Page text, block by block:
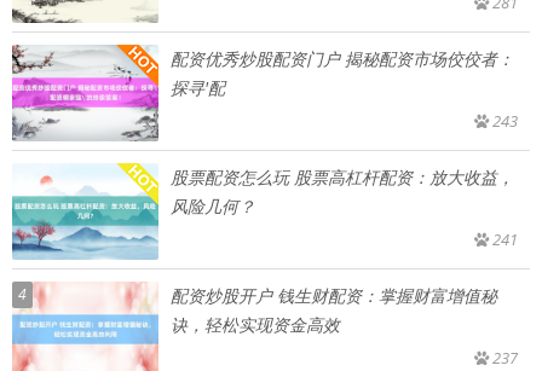
配资优秀炒股配资门户 揭秘配资市场佼佼者：
探寻'配
243
股票配资怎么玩 股票高杠杆配资：放大收益，
风险几何？
241
4
配资炒股开户 钱生财配资：掌握财富增值秘
诀，轻松实现资金高效
237